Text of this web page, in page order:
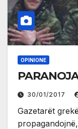
OPINIONE
30/01/2017
Gazetarët